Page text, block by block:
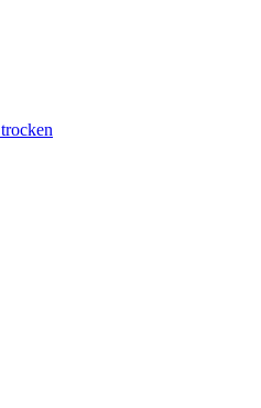
trocken